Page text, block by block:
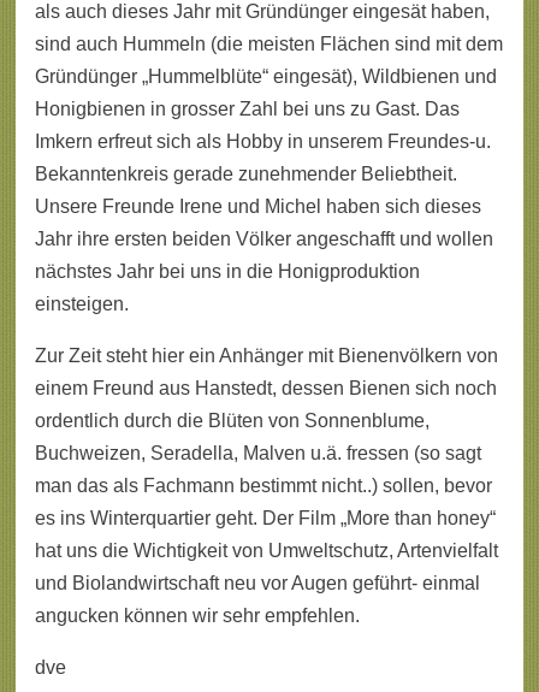
als auch dieses Jahr mit Gründünger eingesät haben,
sind auch Hummeln (die meisten Flächen sind mit dem
Gründünger „Hummelblüte“ eingesät), Wildbienen und
Honigbienen in grosser Zahl bei uns zu Gast. Das
Imkern erfreut sich als Hobby in unserem Freundes-u.
Bekanntenkreis gerade zunehmender Beliebtheit.
Unsere Freunde Irene und Michel haben sich dieses
Jahr ihre ersten beiden Völker angeschafft und wollen
nächstes Jahr bei uns in die Honigproduktion
einsteigen.
Zur Zeit steht hier ein Anhänger mit Bienenvölkern von
einem Freund aus Hanstedt, dessen Bienen sich noch
ordentlich durch die Blüten von Sonnenblume,
Buchweizen, Seradella, Malven u.ä. fressen (so sagt
man das als Fachmann bestimmt nicht..) sollen, bevor
es ins Winterquartier geht. Der Film „More than honey“
hat uns die Wichtigkeit von Umweltschutz, Artenvielfalt
und Biolandwirtschaft neu vor Augen geführt- einmal
angucken können wir sehr empfehlen.
dve